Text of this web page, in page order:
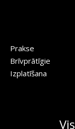
Prakse
Brīvprātīgie
Izplatīšana